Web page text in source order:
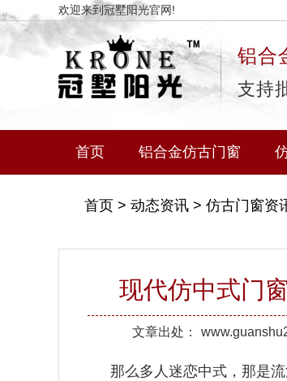
欢迎来到冠墅阳光官网!
铝合
支持
首页 铝合金仿古门窗
首页 > 动态资讯 > 仿古门窗资
现代仿中式门
文章出处：
那么多人迷恋中式，那是